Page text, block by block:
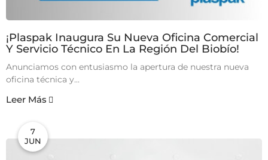
¡Plaspak Inaugura Su Nueva Oficina Comercial
Y Servicio Técnico En La Región Del Biobío!
Anunciamos con entusiasmo la apertura de nuestra nueva
oficina técnica y...
Leer Más
7
JUN